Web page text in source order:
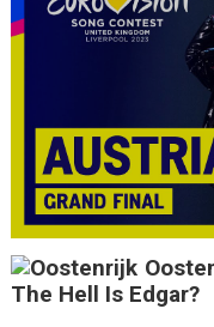
The Hell Is Edgar?